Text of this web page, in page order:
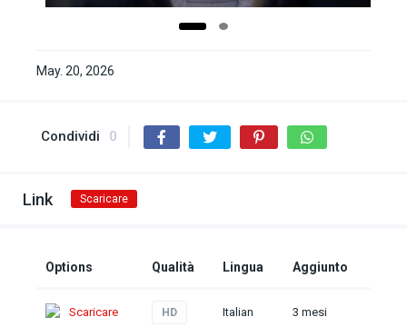
May. 20, 2026
Condividi 0
Link Scaricare
Options Qualità Lingua Aggiunto
Scaricare HD Italian 3 mesi